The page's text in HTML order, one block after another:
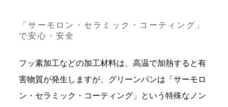
「サーモロン・セラミック・コーティング」
で安心・安全
フッ素加工などの加工材料は、高温で加熱すると有
害物質が発生しますが、グリーンパンは「サーモロ
ン・セラミック・コーティング」という特殊なノン